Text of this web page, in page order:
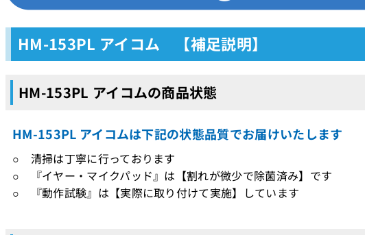
HM-153PL アイコム 【補足説明】
HM-153PL アイコムの商品状態
HM-153PL アイコムは下記の状態品質でお届けいたします
○ 清掃は丁寧に行っております
○ 『イヤー・マイクパッド』は【割れが微少で除菌済み】です
○ 『動作試験』は【実際に取り付けて実施】しています